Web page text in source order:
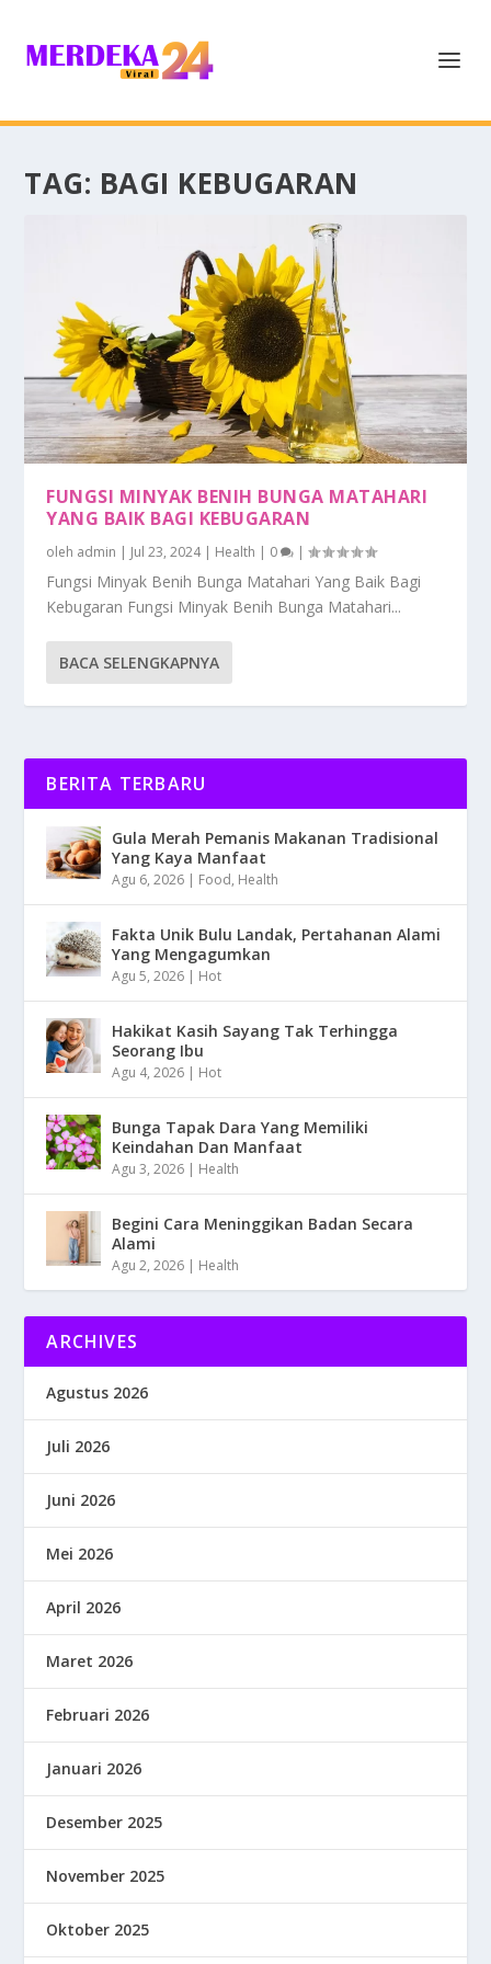
TAG: BAGI KEBUGARAN
FUNGSI MINYAK BENIH BUNGA MATAHARI
YANG BAIK BAGI KEBUGARAN
oleh admin | Jul 23, 2024| Health | 0 |
Fungsi Minyak Benih Bunga Matahari Yang Baik Bagi
Kebugaran Fungsi Minyak Benih Bunga Matahari...
BACA SELENGKAPNYA
BERITA TERBARU
Gula Merah Pemanis Makanan Tradisional
Yang Kaya Manfaat
Agu 6, 2026 | Food, Health
Fakta Unik Bulu Landak, Pertahanan Alami
Yang Mengagumkan
Agu 5, 2026 | Hot
Hakikat Kasih Sayang Tak Terhingga
Seorang Ibu
Agu 4, 2026 | Hot
Bunga Tapak Dara Yang Memiliki
Keindahan Dan Manfaat
Agu 3, 2026 | Health
Begini Cara Meninggikan Badan Secara
Alami
Agu 2, 2026 | Health
ARCHIVES
Agustus 2026
Juli 2026
Juni 2026
Mei 2026
April 2026
Maret 2026
Februari 2026
Januari 2026
Desember 2025
November 2025
Oktober 2025